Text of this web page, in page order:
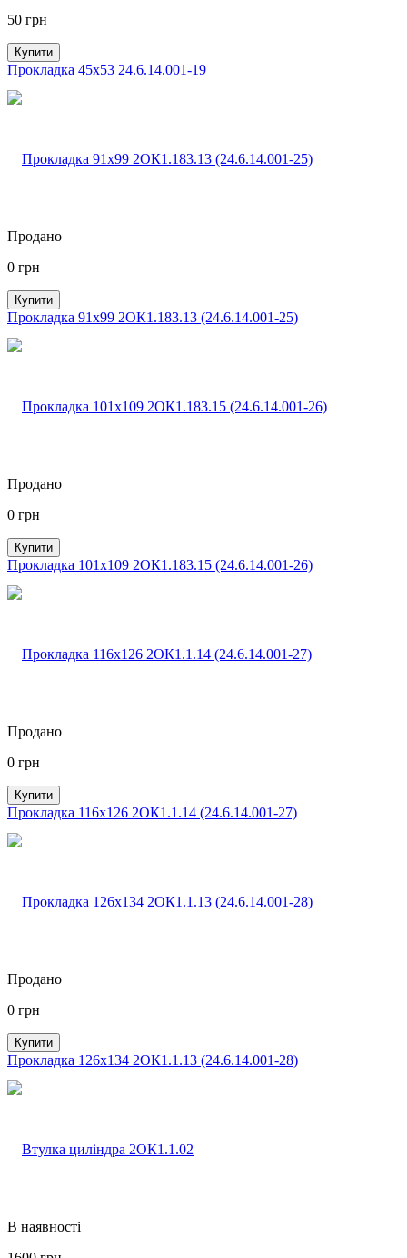
50 грн
Купити
Прокладка 45х53 24.6.14.001-19
Продано
0 грн
Купити
Прокладка 91х99 2ОК1.183.13 (24.6.14.001-25)
Продано
0 грн
Купити
Прокладка 101х109 2ОК1.183.15 (24.6.14.001-26)
Продано
0 грн
Купити
Прокладка 116х126 2ОК1.1.14 (24.6.14.001-27)
Продано
0 грн
Купити
Прокладка 126х134 2ОК1.1.13 (24.6.14.001-28)
В наявності